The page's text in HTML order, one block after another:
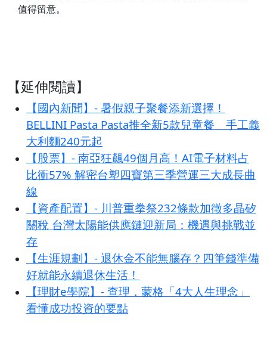
值得留意。
【延伸閱讀】
【國內新聞】- 暑假親子聚餐添新選擇！
BELLINI Pasta Pasta推全新5款兒童餐 手工義
大利麵240元起
【股票】- 南亞狂飆49個月高！AI電子材料占
比衝57% 解密台塑四寶第三季營運三大成長曲
線
【資產配置】- 川普重拳祭232條款加徵多晶矽
關稅 台灣太陽能供應鏈迎新局：機遇與挑戰並
存
【生涯規劃】- 退休金不能無腦存？四筆錢準備
好就能永續退休生活！
【理財e學院】- 查理．蒙格「4大人生理念」
看懂成功投資的要點